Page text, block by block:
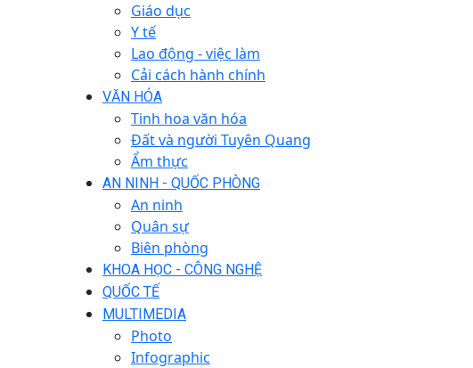
Giáo dục
Y tế
Lao động - việc làm
Cải cách hành chính
VĂN HÓA
Tinh hoa văn hóa
Đất và người Tuyên Quang
Ẩm thực
AN NINH - QUỐC PHÒNG
An ninh
Quân sự
Biên phòng
KHOA HỌC - CÔNG NGHỆ
QUỐC TẾ
MULTIMEDIA
Photo
Infographic